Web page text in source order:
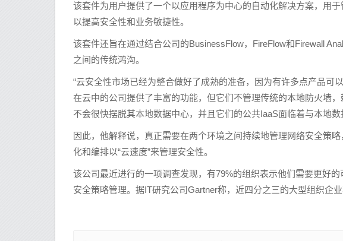
该套件为用户提供了一个以应用程序为中心的自动化解决方案，用
以提高安全性和业务敏捷性。
该套件还旨在通过结合公司的BusinessFlow，FireFlow和Firewall
之间的传统鸿沟。
“云安全性市场已经为整合做好了成熟的准备，因为有许多点产品可
在云中的公司提供了丰富的功能，但它们不管理传统的本地防火墙
不会很快摆脱其本地数据中心，并且它们的公共IaaS面临着与本地数
因此，他解释说，真正需要在两个环境之间持续地管理网络安全策
化和编排以“云速度”来管理安全性。
该公司最近进行的一项调查发现，有79%的组织表示他们需要更好
安全策略管理。据IT研究公司Gartner称，近四分之三的大型组织企